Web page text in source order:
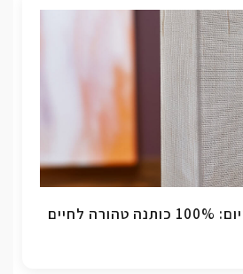
קנבס אמנים פרימיום: 100% כותנה טהורה לחיים